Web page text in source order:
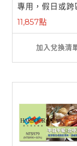
專用，假日或跨
用需補差額)
11,857點
加入兌換清